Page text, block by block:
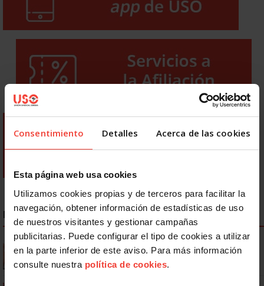
Consentimiento Detalles Acerca de las cookies
Esta página web usa cookies
Utilizamos cookies propias y de terceros para facilitar la
navegación, obtener información de estadísticas de uso
de nuestros visitantes y gestionar campañas
publicitarias. Puede configurar el tipo de cookies a utilizar
en la parte inferior de este aviso. Para más información
consulte nuestra política de cookies.
NOTICIAS MÁS LEÍDAS
Se actualizan las patologías para acceder a la jubilación
anticipada por discapacidad